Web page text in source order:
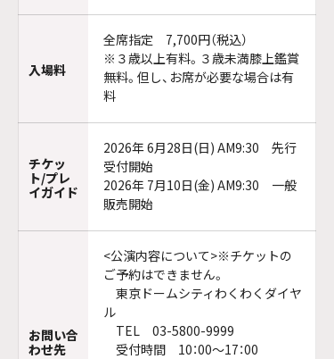
入場料
全席指定 7,700円（税込）
※３歳以上有料。３歳未満膝上鑑賞
無料。但し、お席が必要な場合は有
料
チケッ
ト/プレ
イガイド
2026年 6月28日(日) AM9:30 先行
受付開始
2026年 7月10日(金) AM9:30 一般
販売開始
お問い合
わせ先
<公演内容について>※チケットの
ご予約はできません。
東京ドームシティわくわくダイヤ
ル
TEL 03-5800-9999
受付時間 10：00～17：00